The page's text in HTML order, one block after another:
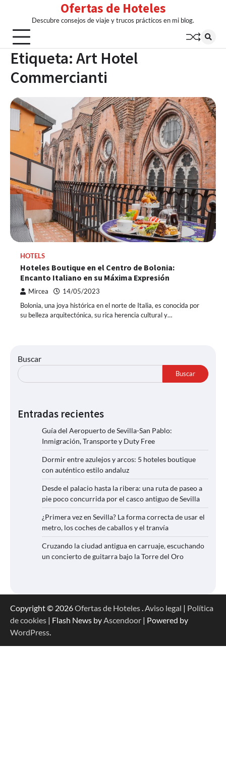
content
Ofertas de Hoteles
Descubre consejos de viaje y trucos prácticos en mi blog.
Etiqueta: Art Hotel
Commercianti
HOTELS
Hoteles Boutique en el Centro de Bolonia:
Encanto Italiano en su Máxima Expresión
Mircea 14/05/2023
Bolonia, una joya histórica en el norte de Italia, es conocida por
su belleza arquitectónica, su rica herencia cultural y…
Buscar
Buscar
Entradas recientes
Guía del Aeropuerto de Sevilla-San Pablo:
Inmigración, Transporte y Duty Free
Dormir entre azulejos y arcos: 5 hoteles boutique
con auténtico estilo andaluz
Desde el palacio hasta la ribera: una ruta de paseo a
pie poco concurrida por el casco antiguo de Sevilla
¿Primera vez en Sevilla? La forma correcta de usar el
metro, los coches de caballos y el tranvía
Cruzando la ciudad antigua en carruaje, escuchando
un concierto de guitarra bajo la Torre del Oro
Copyright © 2026Ofertas de Hoteles.Aviso legal | Política
de cookies | Flash News byAscendoor | Powered by
WordPress.